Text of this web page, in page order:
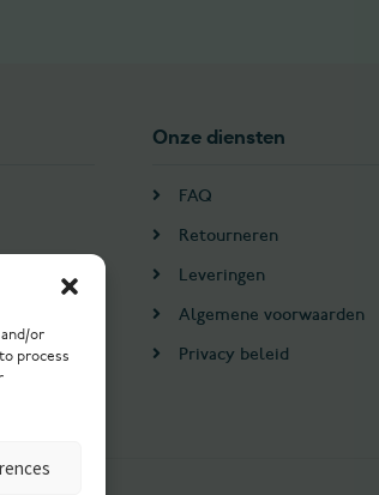
or
process
Onze diensten
FAQ
Retourneren
Leveringen
Algemene voorwaarden
Privacy beleid